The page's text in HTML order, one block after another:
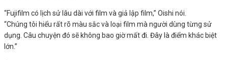
“Fujifilm có lịch sử lâu dài với film và giả lập film,” Oishi nói.
“Chúng tôi hiểu rất rõ màu sắc và loại film mà người dùng từng sử
dụng. Câu chuyện đó sẽ không bao giờ mất đi. Đây là điểm khác biệt
lớn.”